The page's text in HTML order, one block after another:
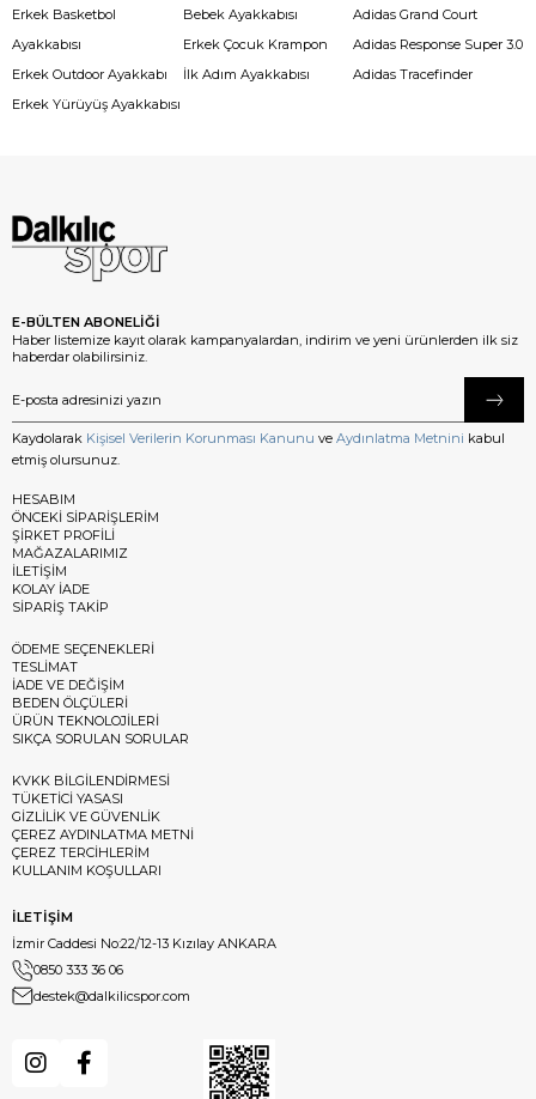
Erkek Basketbol
Ayakkabısı
Erkek Outdoor Ayakkabı
Erkek Yürüyüş Ayakkabısı
Bebek Ayakkabısı
Erkek Çocuk Krampon
İlk Adım Ayakkabısı
Adidas Grand Court
Adidas Response Super 3.0
Adidas Tracefinder
E-BÜLTEN ABONELİĞİ
Haber listemize kayıt olarak kampanyalardan, indirim ve yeni ürünlerden ilk siz
haberdar olabilirsiniz.
Kaydolarak Kişisel Verilerin Korunması Kanunu ve Aydınlatma Metnini kabul
etmiş olursunuz.
HESABIM
ÖNCEKİ SİPARİŞLERİM
ŞİRKET PROFİLİ
MAĞAZALARIMIZ
İLETİŞİM
KOLAY İADE
SİPARİŞ TAKİP
ÖDEME SEÇENEKLERİ
TESLİMAT
İADE VE DEĞİŞİM
BEDEN ÖLÇÜLERİ
ÜRÜN TEKNOLOJİLERİ
SIKÇA SORULAN SORULAR
KVKK BİLGİLENDİRMESİ
TÜKETİCİ YASASI
GİZLİLİK VE GÜVENLİK
ÇEREZ AYDINLATMA METNİ
ÇEREZ TERCİHLERİM
KULLANIM KOŞULLARI
İLETİŞİM
İzmir Caddesi No:22/12-13 Kızılay ANKARA
0850 333 36 06
destek@dalkilicspor.com